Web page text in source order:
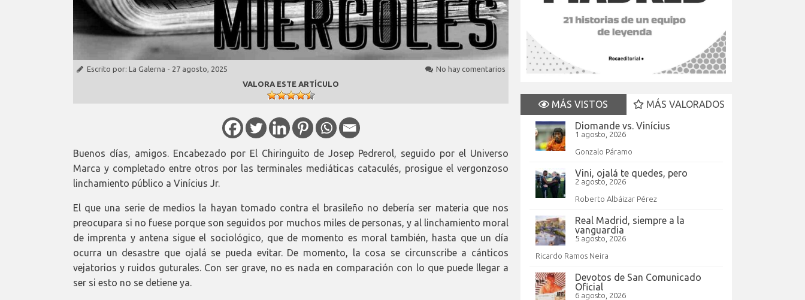
Escrito por: La Galerna - 27 agosto, 2025
No hay comentarios
VALORA ESTE ARTÍCULO
Buenos días, amigos. Encabezado por El Chiringuito de Josep Pedrerol, seguido por el Universo
Marca y completado entre otros por las terminales mediáticas cataculés, prosigue el vergonzoso
linchamiento público a Vinícius Jr.
El que una serie de medios la hayan tomado contra el brasileño no debería ser materia que nos
preocupara si no fuese porque son seguidos por muchos miles de personas, y al linchamiento moral
de imprenta y antena sigue el sociológico, que de momento es moral también, hasta que un día
ocurra un desastre que ojalá se pueda evitar. De momento, la cosa se circunscribe a cánticos
vejatorios y ruidos guturales. Con ser grave, no es nada en comparación con lo que puede llegar a
ser si esto no se detiene ya.
MÁS VISTOS
MÁS VALORADOS
Diomande vs. Vinícius
1 agosto, 2026
Gonzalo Páramo
Vini, ojalá te quedes, pero
2 agosto, 2026
Roberto Albáizar Pérez
Real Madrid, siempre a la
vanguardia
5 agosto, 2026
Ricardo Ramos Neira
Devotos de San Comunicado
Oficial
6 agosto, 2026